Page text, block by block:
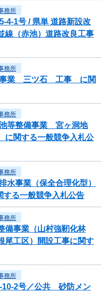
務所
4-1号 / 県単 道路新設改
線（赤池）道路改良工事
務所
事業 三ツ石 工事 に関
務所
池等整備事業 宮ヶ洞地
関する一般競争入札公
務所
水事業（保全合理化型）
する一般競争入札公告
務所
備事業（山村強靭化林
尾工区）開設工事に関す
務所
10-2号／公共 砂防メン